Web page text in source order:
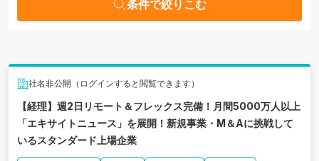
条件で絞りこむ
社名非公開（ログインすると閲覧できます）
【経理】週2日リモート＆フレックス完備！月間5000万人以上
「エキサイトニュース」を展開！新規事業・M＆Aに挑戦して
いるスタンダード上場企業